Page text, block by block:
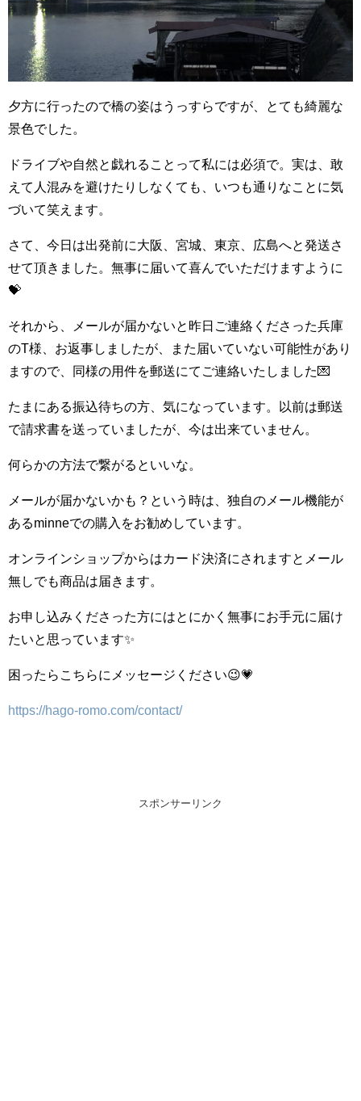
夕方に行ったので橋の姿はうっすらですが、とても綺麗な
景色でした。
ドライブや自然と戯れることって私には必須で。実は、敢
えて人混みを避けたりしなくても、いつも通りなことに気
づいて笑えます。
さて、今日は出発前に大阪、宮城、東京、広島へと発送さ
せて頂きました。無事に届いて喜んでいただけますように
💝
それから、メールが届かないと昨日ご連絡くださった兵庫
のT様、お返事しましたが、また届いていない可能性があり
ますので、同様の用件を郵送にてご連絡いたしました💌
たまにある振込待ちの方、気になっています。以前は郵送
で請求書を送っていましたが、今は出来ていません。
何らかの方法で繋がるといいな。
メールが届かないかも？という時は、独自のメール機能が
あるminneでの購入をお勧めしています。
オンラインショップからはカード決済にされますとメール
無しでも商品は届きます。
お申し込みくださった方にはとにかく無事にお手元に届け
たいと思っています✨
困ったらこちらにメッセージください😉💗
https://hago-romo.com/contact/
スポンサーリンク